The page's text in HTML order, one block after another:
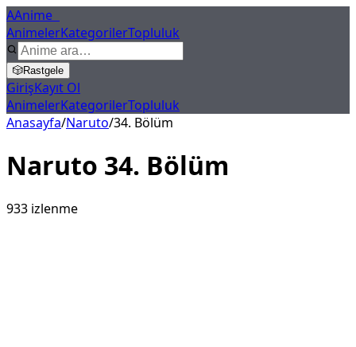
AAnime
AnimelerKategorilerTopluluk
🎲Rastgele
GirişKayıt Ol
AnimelerKategorilerTopluluk
Anasayfa/Naruto/34. Bölüm
Naruto 34. Bölüm
933 izlenme